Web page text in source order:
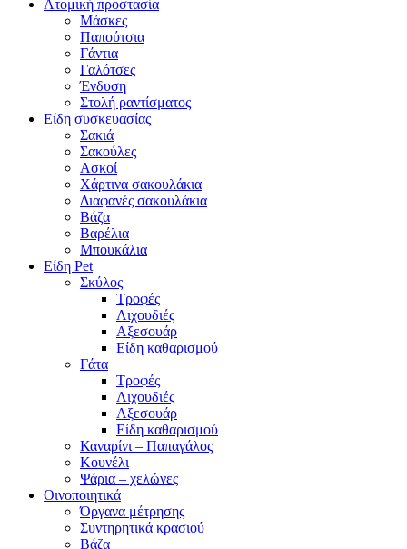
Ατομική προστασία
Μάσκες
Παπούτσια
Γάντια
Γαλότσες
Ένδυση
Στολή ραντίσματος
Είδη συσκευασίας
Σακιά
Σακούλες
Ασκοί
Χάρτινα σακουλάκια
Διαφανές σακουλάκια
Βάζα
Βαρέλια
Μπουκάλια
Είδη Pet
Σκύλος
Τροφές
Λιχουδιές
Αξεσουάρ
Είδη καθαρισμού
Γάτα
Τροφές
Λιχουδιές
Αξεσουάρ
Είδη καθαρισμού
Καναρίνι – Παπαγάλος
Κουνέλι
Ψάρια – χελώνες
Οινοποιητικά
Όργανα μέτρησης
Συντηρητικά κρασιού
Βάζα